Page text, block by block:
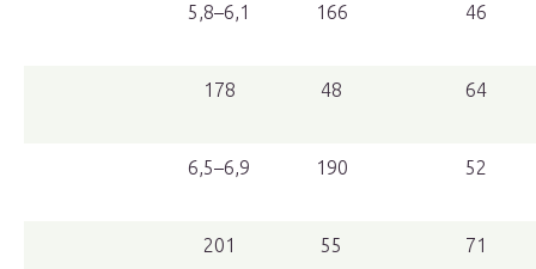
5,8–6,1 166 46
178 48 64
6,5–6,9 190 52
201 55 71